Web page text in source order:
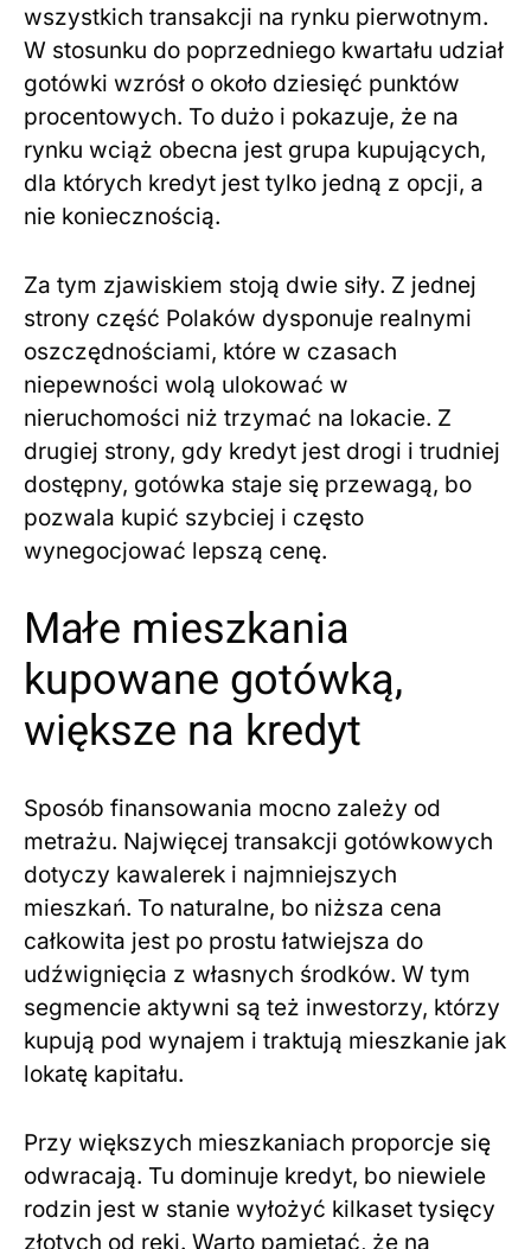
wszystkich transakcji na rynku pierwotnym.
W stosunku do poprzedniego kwartału udział
gotówki wzrósł o około dziesięć punktów
procentowych. To dużo i pokazuje, że na
rynku wciąż obecna jest grupa kupujących,
dla których kredyt jest tylko jedną z opcji, a
nie koniecznością.
Za tym zjawiskiem stoją dwie siły. Z jednej
strony część Polaków dysponuje realnymi
oszczędnościami, które w czasach
niepewności wolą ulokować w
nieruchomości niż trzymać na lokacie. Z
drugiej strony, gdy kredyt jest drogi i trudniej
dostępny, gotówka staje się przewagą, bo
pozwala kupić szybciej i często
wynegocjować lepszą cenę.
Małe mieszkania
kupowane gotówką,
większe na kredyt
Sposób finansowania mocno zależy od
metrażu. Najwięcej transakcji gotówkowych
dotyczy kawalerek i najmniejszych
mieszkań. To naturalne, bo niższa cena
całkowita jest po prostu łatwiejsza do
udźwignięcia z własnych środków. W tym
segmencie aktywni są też inwestorzy, którzy
kupują pod wynajem i traktują mieszkanie jak
lokatę kapitału.
Przy większych mieszkaniach proporcje się
odwracają. Tu dominuje kredyt, bo niewiele
rodzin jest w stanie wyłożyć kilkaset tysięcy
złotych od ręki. Warto pamiętać, że na